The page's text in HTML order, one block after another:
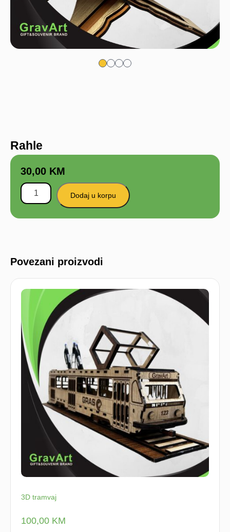
Rahle
30,00 KM
Dodaj u korpu
Povezani proizvodi
3D tramvaj
100,00 KM